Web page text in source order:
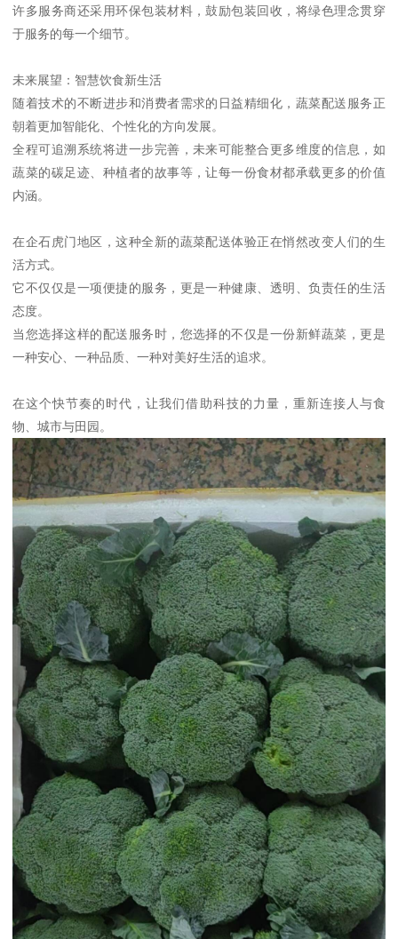
许多服务商还采用环保包装材料，鼓励包装回收，将绿色理念贯穿
于服务的每一个细节。
未来展望：智慧饮食新生活
随着技术的不断进步和消费者需求的日益精细化，蔬菜配送服务正
朝着更加智能化、个性化的方向发展。
全程可追溯系统将进一步完善，未来可能整合更多维度的信息，如
蔬菜的碳足迹、种植者的故事等，让每一份食材都承载更多的价值
内涵。
在企石虎门地区，这种全新的蔬菜配送体验正在悄然改变人们的生
活方式。
它不仅仅是一项便捷的服务，更是一种健康、透明、负责任的生活
态度。
当您选择这样的配送服务时，您选择的不仅是一份新鲜蔬菜，更是
一种安心、一种品质、一种对美好生活的追求。
在这个快节奏的时代，让我们借助科技的力量，重新连接人与食
物、城市与田园。